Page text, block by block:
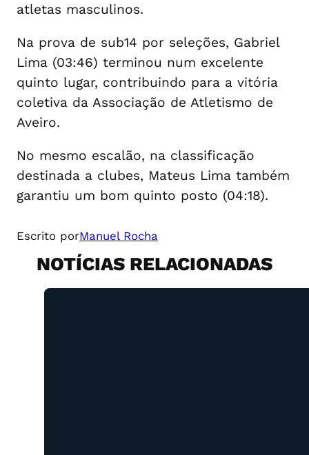
atletas masculinos.
Na prova de sub14 por seleções, Gabriel
Lima (03:46) terminou num excelente
quinto lugar, contribuindo para a vitória
coletiva da Associação de Atletismo de
Aveiro.
No mesmo escalão, na classificação
destinada a clubes, Mateus Lima também
garantiu um bom quinto posto (04:18).
Escrito porManuel Rocha
NOTÍCIAS RELACIONADAS